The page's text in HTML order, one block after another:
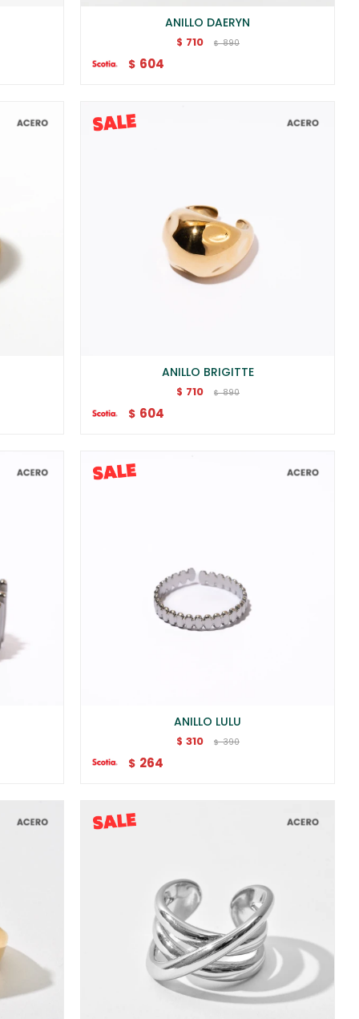
ANILLO DAERYN
$ 710 $ 890
$ 604
ANILLO BRIGITTE
$ 710 $ 890
$ 604
ANILLO LULU
$ 310 $ 390
$ 264